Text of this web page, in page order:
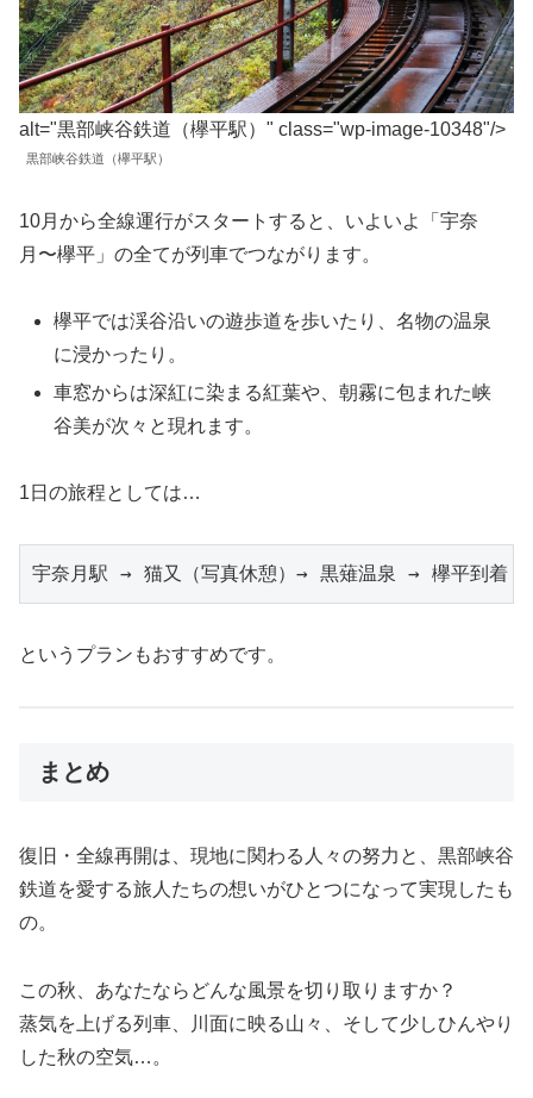
alt="黒部峡谷鉄道（欅平駅）" class="wp-image-10348"/>
黒部峡谷鉄道（欅平駅）
10月から全線運行がスタートすると、いよいよ「宇奈
月〜欅平」の全てが列車でつながります。
欅平では渓谷沿いの遊歩道を歩いたり、名物の温泉
に浸かったり。
車窓からは深紅に染まる紅葉や、朝霧に包まれた峡
谷美が次々と現れます。
1日の旅程としては…
宇奈月駅 → 猫又（写真休憩）→ 黒薙温泉 → 欅平到着
というプランもおすすめです。
まとめ
復旧・全線再開は、現地に関わる人々の努力と、黒部峡谷
鉄道を愛する旅人たちの想いがひとつになって実現したも
の。
この秋、あなたならどんな風景を切り取りますか？
蒸気を上げる列車、川面に映る山々、そして少しひんやり
した秋の空気…。